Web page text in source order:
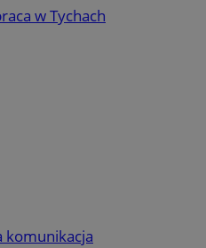
w Tychach
komunikacja